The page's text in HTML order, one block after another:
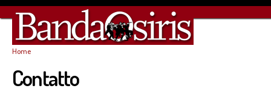
Tu sei qui
Home
Contatto